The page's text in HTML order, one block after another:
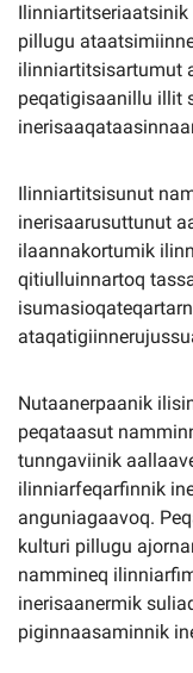
pillugu
ilinniartitsisartumut
peqatigisaanillu illit
Ilinniartitsisunut
inerisaarusuttunut
ilaannakortumik
qitiulluinnartoq
Nutaanerpaanik
peqataasut
tunngaviinik
ilinniarfeqarfinnik
anguniagaavoq.
kulturi pillugu
nammineq
inerisaanermik
piginnaasaminnik